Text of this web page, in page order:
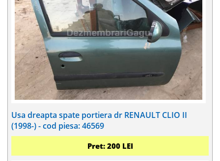
Usa dreapta spate portiera dr RENAULT CLIO II
(1998-) - cod piesa: 46569
Pret: 200 LEI